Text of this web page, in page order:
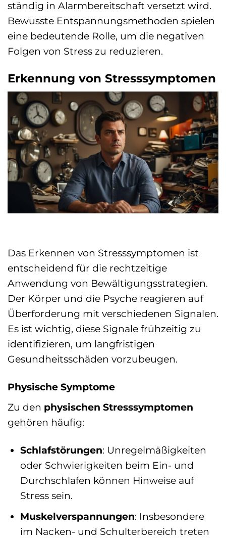
ständig in Alarmbereitschaft versetzt wird.
Bewusste Entspannungsmethoden spielen
eine bedeutende Rolle, um die negativen
Folgen von Stress zu reduzieren.
Erkennung von Stresssymptomen
Das Erkennen von Stresssymptomen ist
entscheidend für die rechtzeitige
Anwendung von Bewältigungsstrategien.
Der Körper und die Psyche reagieren auf
Überforderung mit verschiedenen Signalen.
Es ist wichtig, diese Signale frühzeitig zu
identifizieren, um langfristigen
Gesundheitsschäden vorzubeugen.
Physische Symptome
Zu den physischen Stresssymptomen
gehören häufig:
Schlafstörungen: Unregelmäßigkeiten
oder Schwierigkeiten beim Ein- und
Durchschlafen können Hinweise auf
Stress sein.
Muskelverspannungen: Insbesondere
im Nacken- und Schulterbereich treten